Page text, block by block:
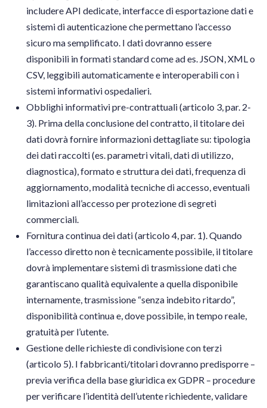
includere API dedicate, interfacce di esportazione dati e
sistemi di autenticazione che permettano l’accesso
sicuro ma semplificato. I dati dovranno essere
disponibili in formati standard come ad es. JSON, XML o
CSV, leggibili automaticamente e interoperabili con i
sistemi informativi ospedalieri.
Obblighi informativi pre-contrattuali (articolo 3, par. 2-
3). Prima della conclusione del contratto, il titolare dei
dati dovrà fornire informazioni dettagliate su: tipologia
dei dati raccolti (es. parametri vitali, dati di utilizzo,
diagnostica), formato e struttura dei dati, frequenza di
aggiornamento, modalità tecniche di accesso, eventuali
limitazioni all’accesso per protezione di segreti
commerciali.
Fornitura continua dei dati (articolo 4, par. 1). Quando
l’accesso diretto non è tecnicamente possibile, il titolare
dovrà implementare sistemi di trasmissione dati che
garantiscano qualità equivalente a quella disponibile
internamente, trasmissione “senza indebito ritardo”,
disponibilità continua e, dove possibile, in tempo reale,
gratuità per l’utente.
Gestione delle richieste di condivisione con terzi
(articolo 5). I fabbricanti/titolari dovranno predisporre –
previa verifica della base giuridica ex GDPR ­– procedure
per verificare l’identità dell’utente richiedente, validare